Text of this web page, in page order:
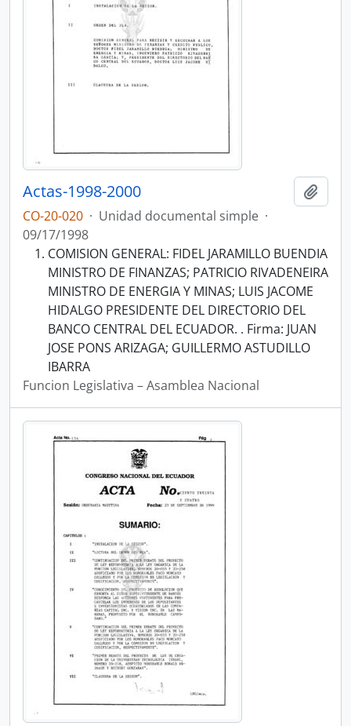
Actas-1998-2000
CO-20-020 · Unidad documental simple ·
09/17/1998
COMISION GENERAL: FIDEL JARAMILLO BUENDIA
MINISTRO DE FINANZAS; PATRICIO RIVADENEIRA
MINISTRO DE ENERGIA Y MINAS; LUIS JACOME
HIDALGO PRESIDENTE DEL DIRECTORIO DEL
BANCO CENTRAL DEL ECUADOR. . Firma: JUAN
JOSE PONS ARIZAGA; GUILLERMO ASTUDILLO
IBARRA
Funcion Legislativa – Asamblea Nacional